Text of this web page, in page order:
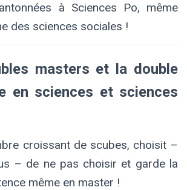
à Sciences Po, même
des sciences sociales !
masters et la double
en sciences et sciences
croissant de scubes, choisit –
– de ne pas choisir et garde la
même en master !